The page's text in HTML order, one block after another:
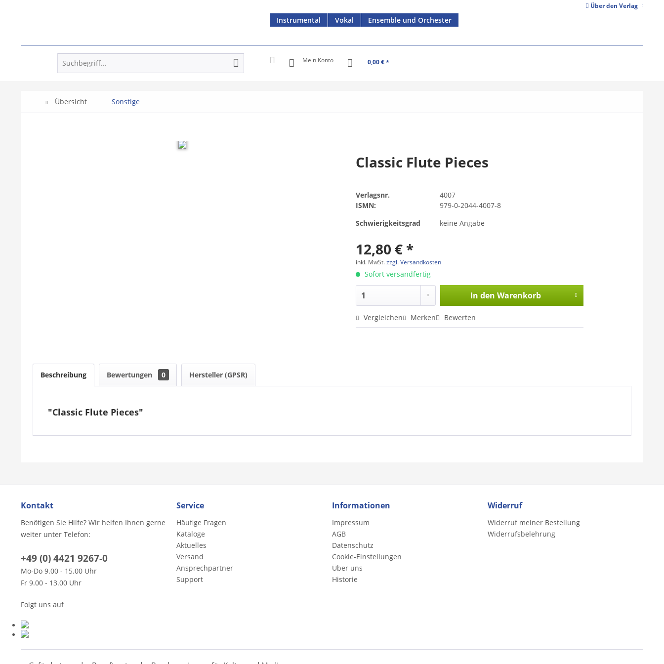
Über den Verlag
Instrumental Vokal Ensemble und Orchester
Mein Konto 0,00 € *
Übersicht Sonstige
Classic Flute Pieces
Verlagsnr.
4007
ISMN:
979-0-2044-4007-8
Schwierigkeitsgrad
keine Angabe
12,80 € *
inkl. MwSt.zzgl. Versandkosten
Sofort versandfertig
In den Warenkorb
Vergleichen Merken Bewerten
Beschreibung Bewertungen 0 Hersteller (GPSR)
"Classic Flute Pieces"
Kontakt
Benötigen Sie Hilfe? Wir helfen Ihnen gerne
weiter unter Telefon:
+49 (0) 4421 9267-0
Mo-Do 9.00 - 15.00 Uhr
Fr 9.00 - 13.00 Uhr
Folgt uns auf
Service
Häufige Fragen
Kataloge
Aktuelles
Versand
Ansprechpartner
Support
Informationen
Impressum
AGB
Datenschutz
Cookie-Einstellungen
Über uns
Historie
Widerruf
Widerruf meiner Bestellung
Widerrufsbelehrung